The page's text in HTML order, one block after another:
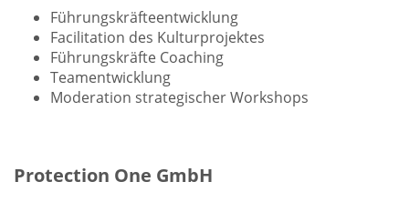
Führungskräfteentwicklung
Facilitation des Kulturprojektes
Führungskräfte Coaching
Teamentwicklung
Moderation strategischer Workshops
Protection One GmbH